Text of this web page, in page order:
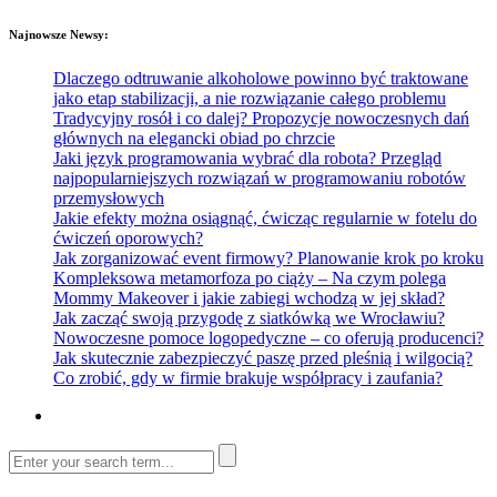
Najnowsze Newsy:
Dlaczego odtruwanie alkoholowe powinno być traktowane
jako etap stabilizacji, a nie rozwiązanie całego problemu
Tradycyjny rosół i co dalej? Propozycje nowoczesnych dań
głównych na elegancki obiad po chrzcie
Jaki język programowania wybrać dla robota? Przegląd
najpopularniejszych rozwiązań w programowaniu robotów
przemysłowych
Jakie efekty można osiągnąć, ćwicząc regularnie w fotelu do
ćwiczeń oporowych?
Jak zorganizować event firmowy? Planowanie krok po kroku
Kompleksowa metamorfoza po ciąży – Na czym polega
Mommy Makeover i jakie zabiegi wchodzą w jej skład?
Jak zacząć swoją przygodę z siatkówką we Wrocławiu?
Nowoczesne pomoce logopedyczne – co oferują producenci?
Jak skutecznie zabezpieczyć paszę przed pleśnią i wilgocią?
Co zrobić, gdy w firmie brakuje współpracy i zaufania?